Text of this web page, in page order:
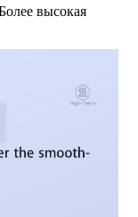
высокая